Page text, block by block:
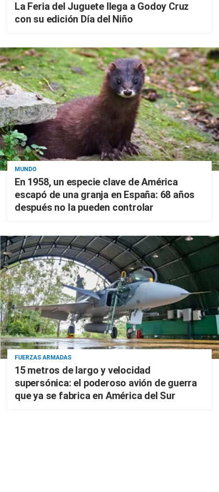
La Feria del Juguete llega a Godoy Cruz
con su edición Día del Niño
MUNDO
En 1958, un especie clave de América
escapó de una granja en España: 68 años
después no la pueden controlar
FUERZAS ARMADAS
15 metros de largo y velocidad
supersónica: el poderoso avión de guerra
que ya se fabrica en América del Sur